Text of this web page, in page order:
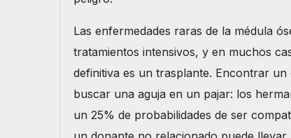
Las enfermedades raras de la médula
tratamientos intensivos, y en muchos
definitiva es un trasplante. Encontrar
buscar una aguja en un pajar: los
un 25% de probabilidades de ser